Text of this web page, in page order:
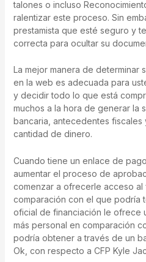
talones o incluso
ralentizar este proceso. Sin
prestamista que esté seguro y
correcta para ocultar su
La mejor manera de determinar
en la web es adecuada para
y decidir todo lo que está
muchos a la hora de generar la
bancaria, antecedentes
cantidad de dinero.
Cuando tiene un enlace de
aumentar el proceso de
comenzar a ofrecerle acceso al
comparación con el que podría
oficial de financiación le ofrece
más personal en comparación
podría obtener a través de un
Ok, con respecto a CFP Kyle